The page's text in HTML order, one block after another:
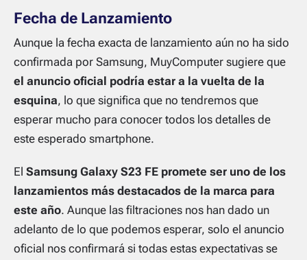
Fecha de Lanzamiento
Aunque la fecha exacta de lanzamiento aún no ha sido
confirmada por Samsung, MuyComputer sugiere que
el anuncio oficial podría estar a la vuelta de la
esquina, lo que significa que no tendremos que
esperar mucho para conocer todos los detalles de
este esperado smartphone.
El Samsung Galaxy S23 FE promete ser uno de los
lanzamientos más destacados de la marca para
este año. Aunque las filtraciones nos han dado un
adelanto de lo que podemos esperar, solo el anuncio
oficial nos confirmará si todas estas expectativas se